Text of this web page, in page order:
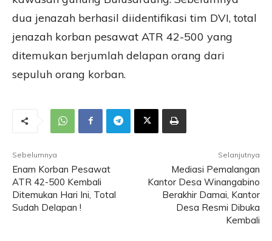
dua jenazah berhasil diidentifikasi tim DVI, total
jenazah korban pesawat ATR 42-500 yang
ditemukan berjumlah delapan orang dari
sepuluh orang korban.
Sebelumnya
Enam Korban Pesawat
ATR 42-500 Kembali
Ditemukan Hari Ini, Total
Sudah Delapan !
Selanjutnya
Mediasi Pemalangan
Kantor Desa Winangabino
Berakhir Damai, Kantor
Desa Resmi Dibuka
Kembali